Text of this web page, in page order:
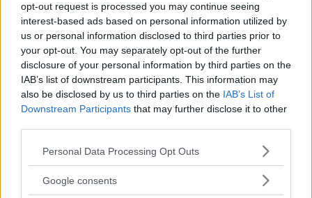
opt-out request is processed you may continue seeing
interest-based ads based on personal information utilized by
us or personal information disclosed to third parties prior to
your opt-out. You may separately opt-out of the further
disclosure of your personal information by third parties on the
IAB’s list of downstream participants. This information may
also be disclosed by us to third parties on the IAB’s List of
Downstream Participants that may further disclose it to other
Please note that this website/app uses one or more Google
not limited to your visit or usage behaviour. You may click to
Personal Data Processing Opt Outs
Google consents
Sony lägger bud på
Tamron – kan vara värt
12 miljarder kronor
Lund & Stockholm